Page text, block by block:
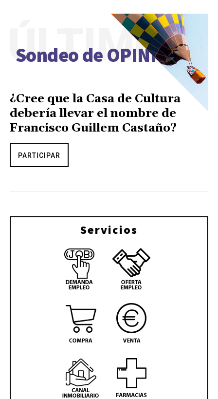
Sondeo de OPINIÓN
ÚLTIMO
¿Cree que la Casa de Cultura
debería llevar el nombre de
Francisco Guillem Castaño?
PARTICIPAR
Servicios